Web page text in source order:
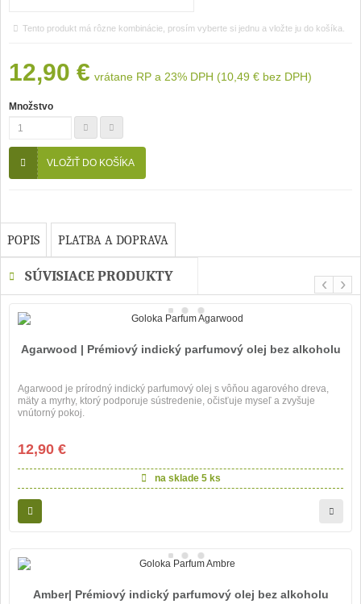
Tento produkt má rôzne kombinácie, prosím vyberte si jednu a vložte ju do košíka.
12,90 € vrátane RP a 23% DPH (10,49 € bez DPH)
Množstvo
VLOŽIŤ DO KOŠÍKA
POPIS PLATBA A DOPRAVA
SÚVISIACE PRODUKTY ‹ ›
Agarwood | Prémiový indický parfumový olej bez alkoholu
Agarwood je prírodný indický parfumový olej s vôňou agarového dreva,
mäty a myrhy, ktorý podporuje sústredenie, očisťuje myseľ a zvyšuje
vnútorný pokoj.
12,90 €
na sklade 5 ks
Amber| Prémiový indický parfumový olej bez alkoholu